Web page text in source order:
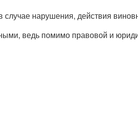
нарушения, действия
ведь помимо правовой и